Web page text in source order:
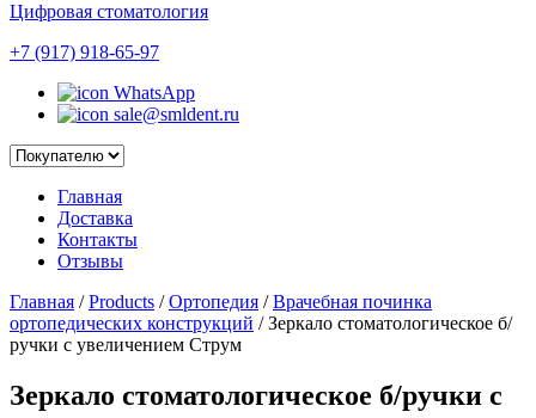
Цифровая стоматология
+7 (917) 918-65-97
WhatsApp
sale@smldent.ru
Главная
Доставка
Контакты
Отзывы
Главная / Products / Ортопедия / Врачебная починка
ортопедических конструкций /Зеркало стоматологическое б/
ручки с увеличением Струм
Зеркало стоматологическое б/ручки с